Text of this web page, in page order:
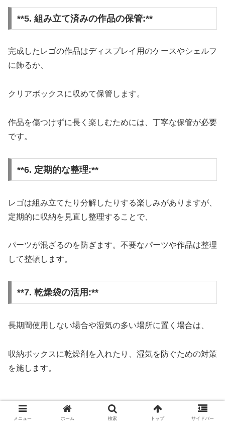
**5. 組み立て済みの作品の保管:**
完成したレゴの作品はディスプレイ用のケースやシェルフ
に飾るか、
クリアボックスに収めて保管します。
作品を傷つけずに長く楽しむためには、丁寧な保管が必要
です。
**6. 定期的な整理:**
レゴは組み立てたり分解したりする楽しみがありますが、
定期的に収納を見直し整理することで、
パーツが混ざるのを防ぎます。不要なパーツや作品は整理
して整頓します。
**7. 乾燥袋の活用:**
長期間使用しない場合や湿気の多い場所に置く場合は、
収納ボックスに乾燥剤を入れたり、湿気を防ぐための対策
を施します。
メニュー ホーム 検索 トップ サイドバー